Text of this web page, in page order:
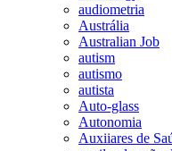
audiometria
Austrália
Australian Job
autism
autismo
autista
Auto-glass
Autonomia
Auxiiares de